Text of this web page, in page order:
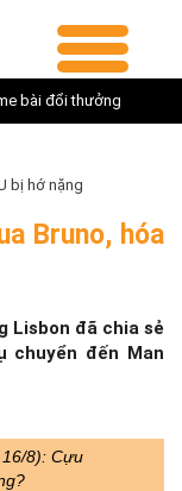
bài đổi thưởng
bị hớ nặng
Bruno, hóa
Lisbon đã chia sẻ
chuyển đến Man
8): Cựu